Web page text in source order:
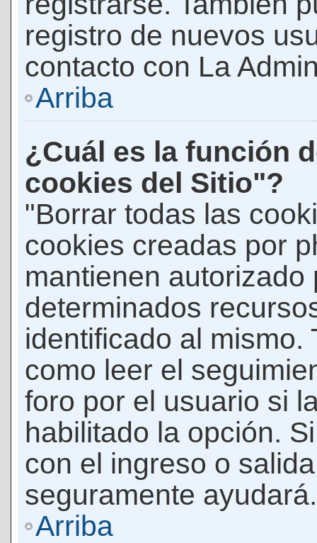
registro de nuevos
contacto con La
Arriba
¿Cuál es la función
cookies del Sitio"?
"Borrar todas las
cookies creadas por
mantienen autorizado
determinados
identificado al mismo.
como leer el
foro por el usuario si
habilitado la opción.
con el ingreso o
seguramente ayudará.
Arriba